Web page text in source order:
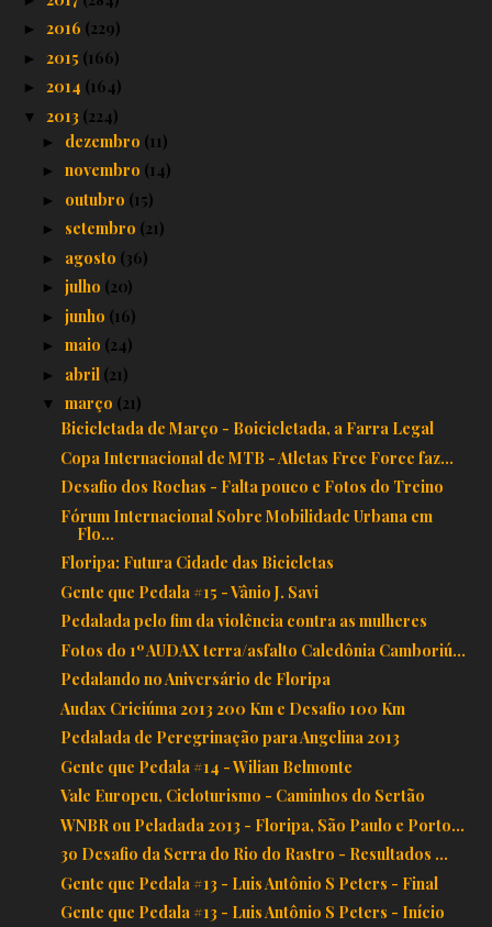
► 2016 (229)
► 2015 (166)
► 2014 (164)
▼ 2013 (224)
► dezembro (11)
► novembro (14)
► outubro (15)
► setembro (21)
► agosto (36)
► julho (20)
► junho (16)
► maio (24)
► abril (21)
▼ março (21)
Bicicletada de Março - Boicicletada, a Farra Legal
Copa Internacional de MTB - Atletas Free Force faz...
Desafio dos Rochas - Falta pouco e Fotos do Treino
Fórum Internacional Sobre Mobilidade Urbana em
Flo...
Floripa: Futura Cidade das Bicicletas
Gente que Pedala #15 - Vânio J. Savi
Pedalada pelo fim da violência contra as mulheres
Fotos do 1º AUDAX terra/asfalto Caledônia Camboriú...
Pedalando no Aniversário de Floripa
Audax Criciúma 2013 200 Km e Desafio 100 Km
Pedalada de Peregrinação para Angelina 2013
Gente que Pedala #14 - Wilian Belmonte
Vale Europeu, Cicloturismo - Caminhos do Sertão
WNBR ou Peladada 2013 - Floripa, São Paulo e Porto...
3o Desafio da Serra do Rio do Rastro - Resultados ...
Gente que Pedala #13 - Luis Antônio S Peters - Final
Gente que Pedala #13 - Luis Antônio S Peters - Início